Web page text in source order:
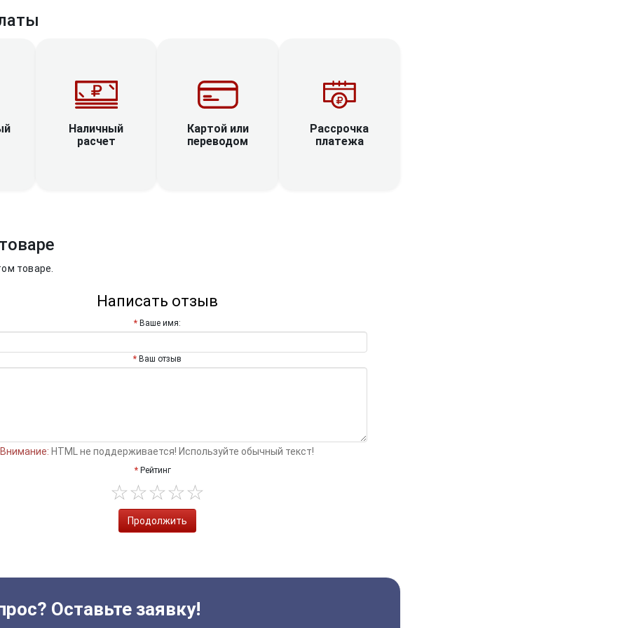
Наличный
расчет
Картой или
переводом
Рассрочка
платежа
товаре.
Написать отзыв
Ваше имя:
Ваш отзыв
Внимание: HTML не поддерживается! Используйте обычный текст!
Рейтинг
Продолжить
Оставьте заявку!